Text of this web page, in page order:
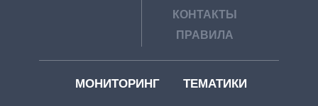
КОНТАКТЫ
ПРАВИЛА
МОНИТОРИНГ ТЕМАТИКИ